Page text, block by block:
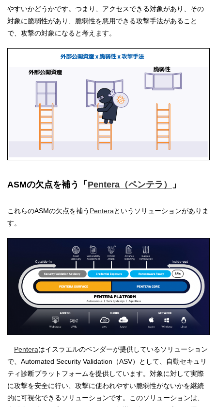
やすいかどうかです。つまり、アクセスできる対象があり、その
対象に脆弱性があり、脆弱性を悪用できる攻撃手法があること
で、攻撃の対象になると考えます。
ASMの欠点を補う「 Pentera（ペンテラ） 」
これらのASMの欠点を補う Penteraというソリューションがありま
す。
Penteraはイスラエルのベンダーが提供しているソリューション
で、Automated Security Validation（ASV）として、自動セキュリ
ティ診断プラットフォームを提供しています。対象に対して実際
に攻撃を安全に行い、攻撃に使われやすい脆弱性がないかを継続
的に可視化できるソリューションです。このソリューションは、